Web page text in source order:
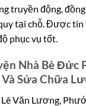
truyền động,
tại chỗ. Được
phục vụ tốt.
Nhà Bè Đức
Sửa Chữa
Văn Lương,